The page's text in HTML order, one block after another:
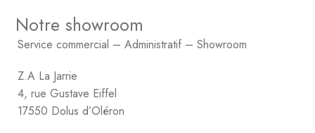
Notre showroom
Service commercial – Administratif – Showroom
Z.A La Jarrie
4, rue Gustave Eiffel
17550 Dolus d’Oléron